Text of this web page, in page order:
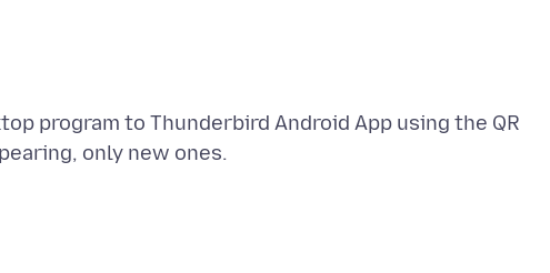
program to Thunderbird Android App using the QR